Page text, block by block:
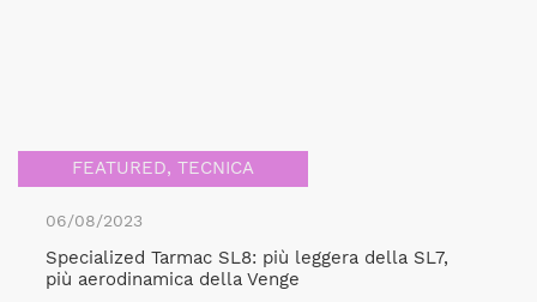
FEATURED, TECNICA
06/08/2023
Specialized Tarmac SL8: più leggera della SL7,
più aerodinamica della Venge